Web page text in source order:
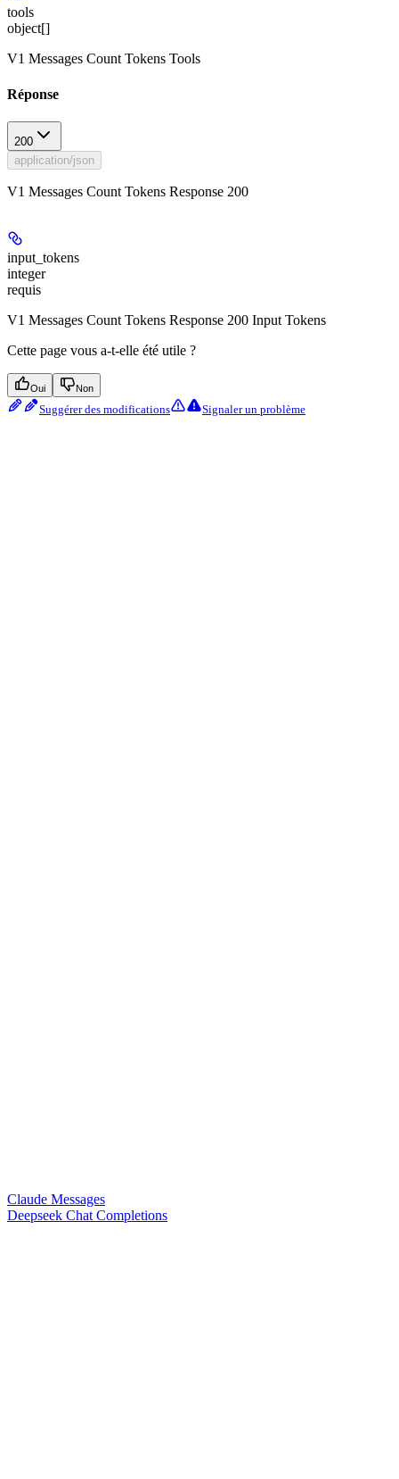
tools
object[]
V1 Messages Count Tokens Tools
Réponse
200
application/json
V1 Messages Count Tokens Response 200
input_tokens
integer
requis
V1 Messages Count Tokens Response 200 Input Tokens
Cette page vous a-t-elle été utile ?
Oui Non
Suggérer des modifications Signaler un problème
Claude Messages
Deepseek Chat Completions